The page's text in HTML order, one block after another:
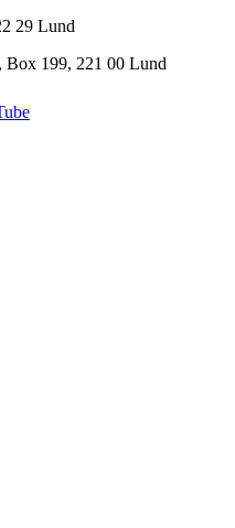
29 Lund
Box 199, 221 00 Lund